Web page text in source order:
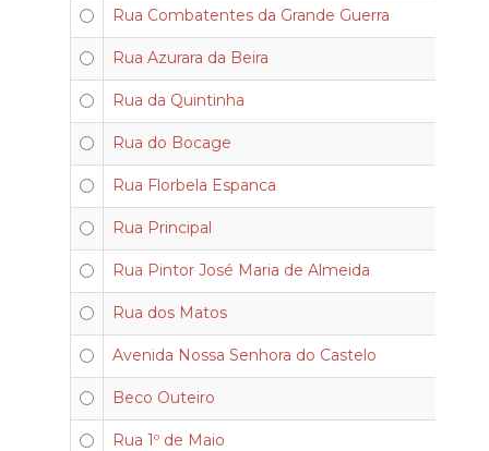
Rua Combatentes da Grande Guerra
Rua Azurara da Beira
Rua da Quintinha
Rua do Bocage
Rua Florbela Espanca
Rua Principal
Rua Pintor José Maria de Almeida
Rua dos Matos
Avenida Nossa Senhora do Castelo
Beco Outeiro
Rua 1º de Maio